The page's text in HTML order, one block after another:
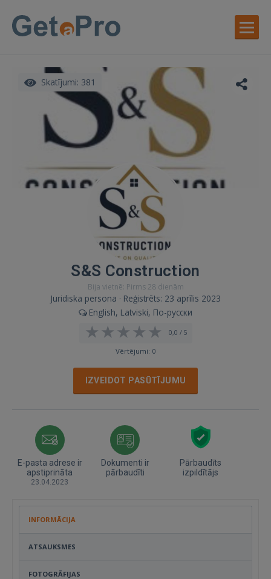
Skatījumi: 381
S&S Construction
Bija vietnē: Pirms 28 dienām
Juridiska persona · Reģistrēts: 23 aprīlis 2023
English, Latviski, По-русски
0,0 / 5
Vērtējumi: 0
IZVEIDOT PASŪTĪJUMU
E-pasta adrese ir
apstiprināta
23.04.2023
Dokumenti ir
pārbaudīti
Pārbaudīts
izpildītājs
INFORMĀCIJA
ATSAUKSMES
FOTOGRĀFIJAS